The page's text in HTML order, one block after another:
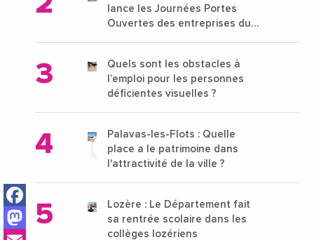
Facebook
Mastodon
lance les Journées Portes
Ouvertes des entreprises du
Quels sont les obstacles à
l’emploi pour les personnes
déficientes visuelles ?
Palavas-les-Flots : Quelle
place a le patrimoine dans
l'attractivité de la ville ?
Lozère : Le Département fait
sa rentrée scolaire dans les
collèges lozériens